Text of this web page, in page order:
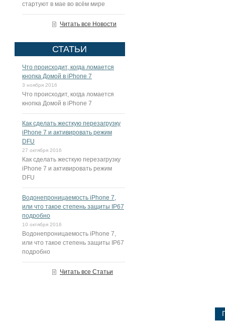
стартуют в мае во всём мире
Читать все Новости
СТАТЬИ
Что происходит, когда ломается
кнопка Домой в iPhone 7
3 ноября 2016
Что происходит, когда ломается
кнопка Домой в iPhone 7
Как сделать жесткую перезагрузку
iPhone 7 и активировать режим
DFU
27 октября 2016
Как сделать жесткую перезагрузку
iPhone 7 и активировать режим
DFU
Водонепроницаемость iPhone 7,
или что такое степень защиты IP67
подробно
10 октября 2016
Водонепроницаемость iPhone 7,
или что такое степень защиты IP67
подробно
Читать все Статьи